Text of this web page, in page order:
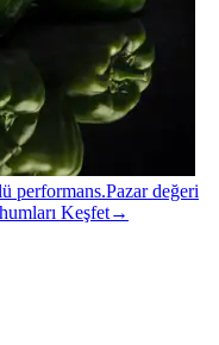
performans.Pazar değeri
Keşfet→